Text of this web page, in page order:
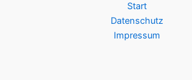
Start
Datenschutz
Impressum